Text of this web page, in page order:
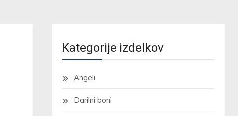
Kategorije izdelkov
Angeli
Darilni boni